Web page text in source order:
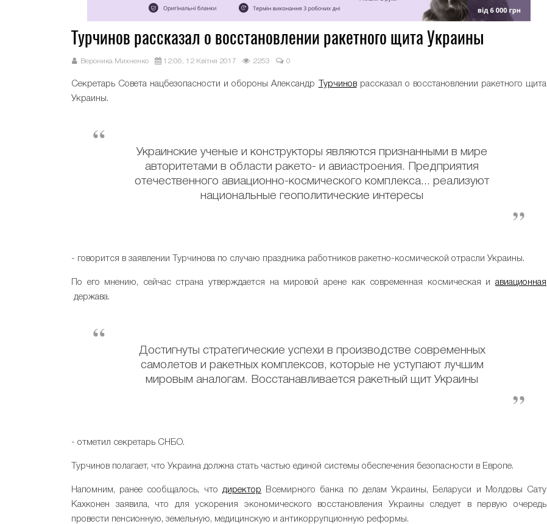
Турчинов рассказал о восстановлении ракетного щита Украины
Вероника Михненко 12:06, 12 Квітня 2017 2253 0
Секретарь Совета нацбезопасности и обороны Александр Турчиноврассказал о восстановлении ракетного щита
Украины.
Украинские ученые и конструкторы являются признанными в мире
авторитетами в области ракето- и авиастроения. Предприятия
отечественного авиационно-космического комплекса... реализуют
национальные геополитические интересы
- говорится в заявлении Турчинова по случаю праздника работников ракетно-космической отрасли Украины.
По его мнению, сейчас страна утверждается на мировой арене как современная космическая и авиационная
держава.
Достигнуты стратегические успехи в производстве современных
самолетов и ракетных комплексов, которые не уступают лучшим
мировым аналогам. Восстанавливается ракетный щит Украины
- отметил секретарь СНБО.
Турчинов полагает, что Украина должна стать частью единой системы обеспечения безопасности в Европе.
Напомним, ранее сообщалось, что директор Всемирного банка по делам Украины, Беларуси и Молдовы Сату
Кахконен заявила, что для ускорения экономического восстановления Украины следует в первую очередь
провести пенсионную, земельную, медицинскую и антикоррупционную реформы.